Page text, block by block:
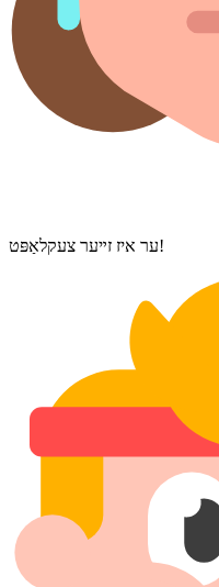
ער איז זײער צעקלאַפּט!